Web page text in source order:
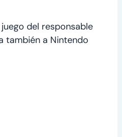
del responsable
también a Nintendo